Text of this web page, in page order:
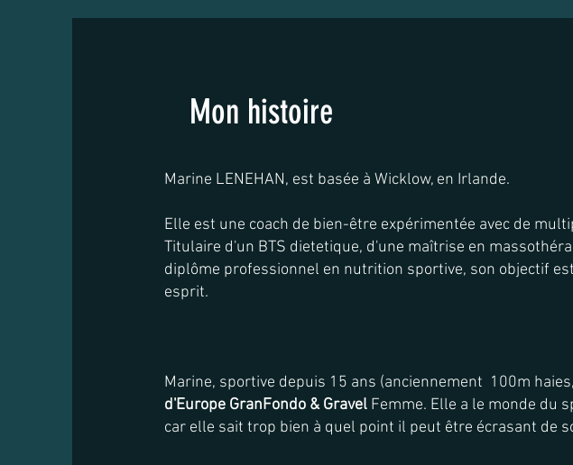
Mon histoire
Marine LENEHAN, est basée à Wicklow, en Irlande.
Elle est une coach de bien-être expérimentée avec de
Titulaire d'un BTS dietetique, d'une maîtrise en
diplôme professionnel en nutrition sportive, son objectif
esprit.
Marine, sportive depuis 15 ans (anciennement 100m
d'Europe GranFondo & Gravel Femme. Elle a le monde du
car elle sait trop bien à quel point il peut être écrasant de